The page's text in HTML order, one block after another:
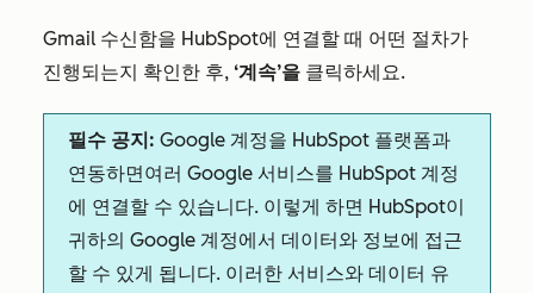
Gmail 수신함을 HubSpot에 연결할 때 어떤 절차가
진행되는지 확인한 후, ‘계속’을 클릭하세요.
필수 공지: Google 계정을 HubSpot 플랫폼과
연동하면여러 Google 서비스를 HubSpot 계정
에 연결할 수 있습니다. 이렇게 하면 HubSpot이
귀하의 Google 계정에서 데이터와 정보에 접근
할 수 있게 됩니다. 이러한 서비스와 데이터 유